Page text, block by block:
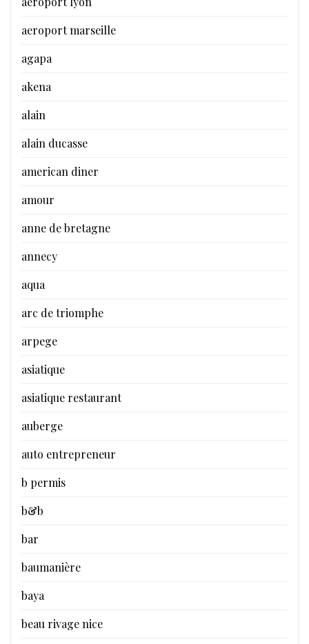
aeroport marseille
agapa
akena
alain
alain ducasse
american diner
amour
anne de bretagne
annecy
aqua
arc de triomphe
arpege
asiatique
asiatique restaurant
auberge
auto entrepreneur
b permis
b&b
bar
baumanière
baya
beau rivage nice